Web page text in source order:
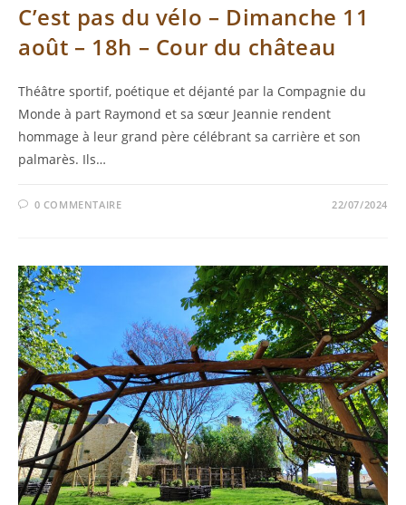
C’est pas du vélo – Dimanche 11
août – 18h – Cour du château
Théâtre sportif, poétique et déjanté par la Compagnie du
Monde à part Raymond et sa sœur Jeannie rendent
hommage à leur grand père célébrant sa carrière et son
palmarès. Ils…
0 COMMENTAIRE 22/07/2024